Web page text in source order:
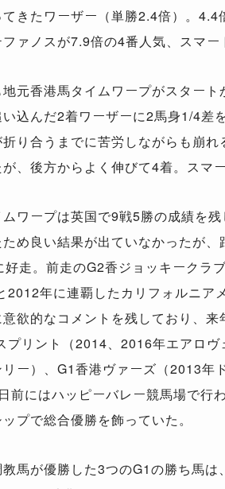
きたワーザー（単勝2.4倍）。
ァノスが7.9倍の4番人気、スマー
元香港馬タイムワープがスター
い込んだ2着ワーザーに2馬身1/4
り合うまでに苦労しながらも崩
、後方からよく伸びて4着。スマ
ワープは英国で9戦5勝の成績を
め良い結果が出ていなかったが
好走。前走のG2香ジョッキークラ
2012年に連覇したカリフォルニア
欲的なコメントを残しており、
プリント（2014、2016年エアロ
ー）、G1香港ヴァーズ（2013
前にはハッピーバレー競馬場で行
プで総合優勝を飾っていた。
馬が優勝した3つのG1の勝ち馬は